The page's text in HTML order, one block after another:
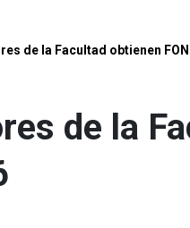
de la Facultad obtienen
de la